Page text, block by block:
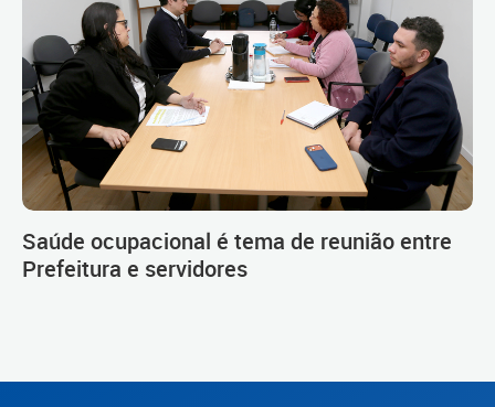
Saúde ocupacional é tema de reunião entre
Prefeitura e servidores